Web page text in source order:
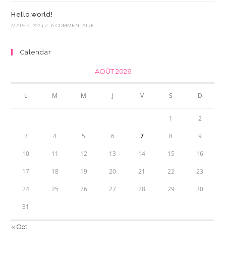
Hello world!
MARS 6, 2024 / 0 COMMENTAIRE
Calendar
AOÛT 2026
L M M J V S D
1 2
3 4 5 6 7 8 9
10 11 12 13 14 15 16
17 18 19 20 21 22 23
24 25 26 27 28 29 30
31
« Oct